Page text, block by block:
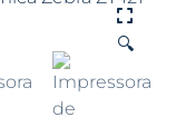
🔍